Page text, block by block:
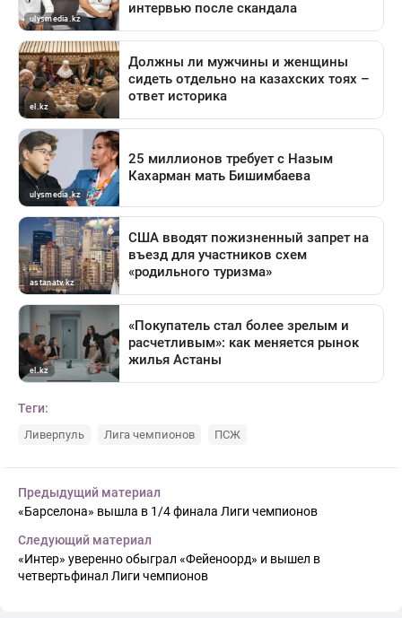
Теги:
Ливерпуль Лига чемпионов ПСЖ
Предыдущий материал
«Барселона» вышла в 1/4 финала Лиги чемпионов
Следующий материал
«Интер» уверенно обыграл «Фейеноорд» и вышел в
четвертьфинал Лиги чемпионов